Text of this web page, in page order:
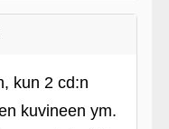
kun 2 cd:n
kuvineen ym.